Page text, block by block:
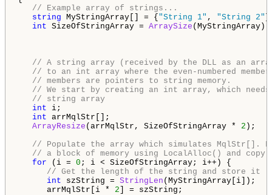
// Example array of strings...
string MyStringArray[] = {"String 1" , "String 2"
int SizeOfStringArray = ArraySize (MyStringArray);
// A string array (received by the DLL as an
// to an int array where the even-numbered
// members are pointers to string memory.
// We start by creating an int array, which needs
// string array
int i;
int arrMqlStr[];
ArrayResize (arrMqlStr, SizeOfStringArray * 2 );
// Populate the array which simulates MqlStr[].
// a block of memory using LocalAlloc() and
for (i = 0 ; i < SizeOfStringArray; i++) {
// Get the length of the string and store it
int szString = StringLen (MyStringArray[i]);
arrMqlStr[i * 2] = szString;